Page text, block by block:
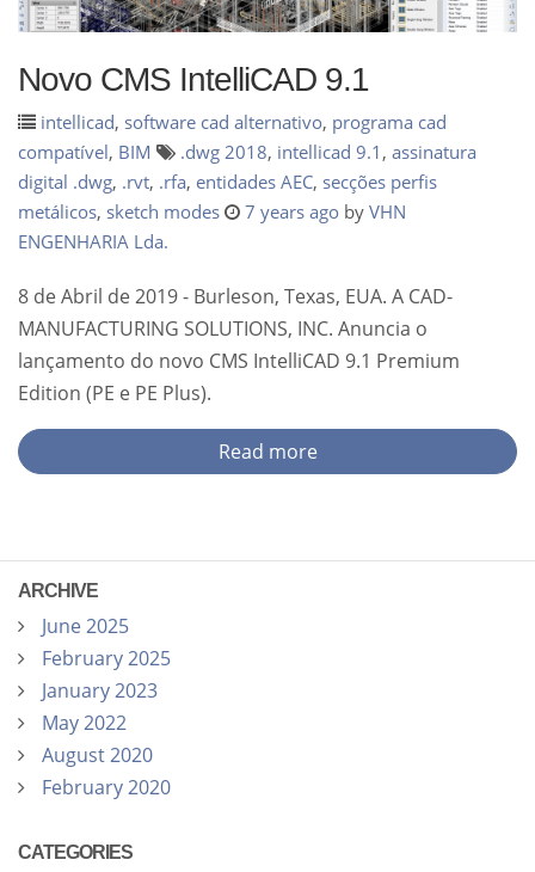
Novo CMS IntelliCAD 9.1
intellicad, software cad alternativo, programa cad
compatível, BIM .dwg 2018, intellicad 9.1 , assinatura
digital .dwg, .rvt, .rfa, entidades AEC, secções perfis
metálicos, sketch modes 7 years ago by VHN
ENGENHARIA Lda.
8 de Abril de 2019 - Burleson, Texas, EUA. A CAD-
MANUFACTURING SOLUTIONS, INC. Anuncia o
lançamento do novo CMS IntelliCAD 9.1 Premium
Edition (PE e PE Plus).
Read more
ARCHIVE
June 2025
February 2025
January 2023
May 2022
August 2020
February 2020
CATEGORIES